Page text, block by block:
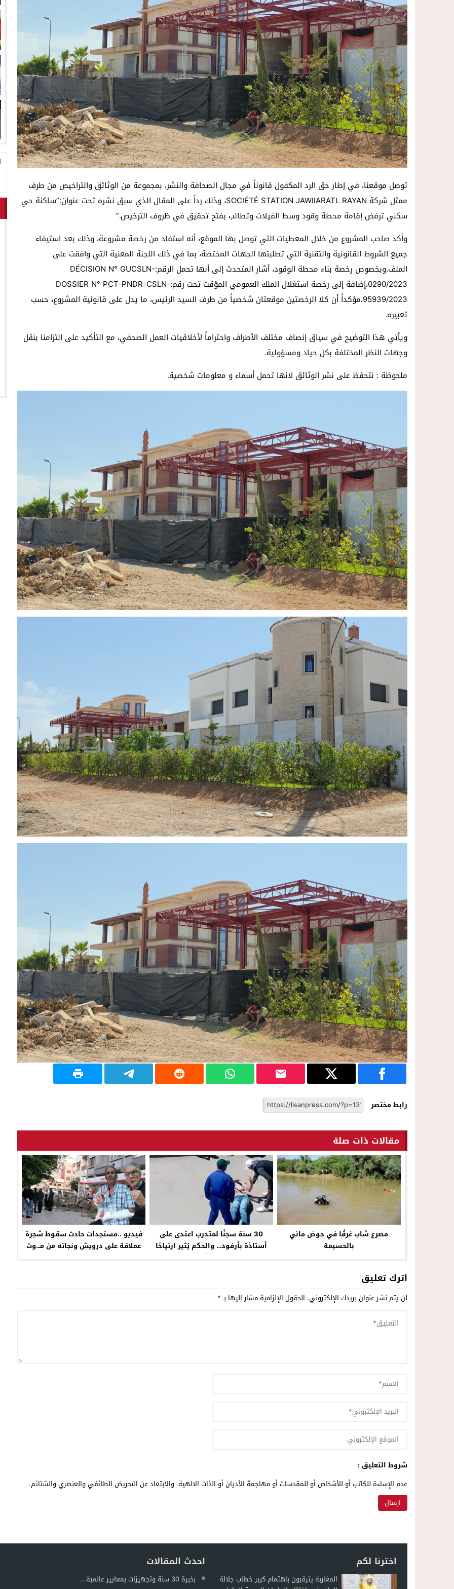
12:54 أكثر من 45 ألف متفرج يسدلون الستار على دورة استثنائية للمهرجان المتوسطي بالناظور
توصل موقعنا، في إطار حق الرد المكفول قانوناً في مجال الصحافة والنشر، بمجموعة من الوثائق والتراخيص من طرف
ممثل شركة SOCIÉTÉ STATION JAWIIARATL RAYAN، وذلك رداً على المقال الذي سبق نشره تحت عنوان:”ساكنة حي
سكني ترفض إقامة محطة وقود وسط الفيلات وتطالب بفتح تحقيق في ظروف الترخيص.”
وأكد صاحب المشروع من خلال المعطيات التي توصل بها الموقع، أنه استفاد من رخصة مشروعة، وذلك بعد استيفاء
جميع الشروط القانونية والتقنية التي تطلبتها الجهات المختصة، بما في ذلك اللجنة المعنية التي وافقت على
الملف.وبخصوص رخصة بناء محطة الوقود، أشار المتحدث إلى أنها تحمل الرقم:DÉCISION N° GUCSLN-
0290/2023،إضافة إلى رخصة استغلال الملك العمومي المؤقت تحت رقم:DOSSIER N° PCT-PNDR-CSLN-
95939/2023،مؤكداً أن كلا الرخصتين موقعتان شخصياً من طرف السيد الرئيس، ما يدل على قانونية المشروع، حسب
تعبيره.
ويأتي هذا التوضيح في سياق إنصاف مختلف الأطراف واحتراماً لأخلاقيات العمل الصحفي، مع التأكيد على التزامنا بنقل
وجهات النظر المختلفة بكل حياد ومسؤولية.
ملحوظة : نتحفظ على نشر الوثائق لانها تحمل أسماء و معلومات شخصية.
رابط مختصر
مقالات ذات صلة
مصرع شاب غرقًا في حوض مائي
بالحسيمة
30 سنة سجنًا لمتدرب اعتدى على
أستاذة بأرفود… والحكم يُثير ارتياحًا
واسعًا
فيديو ..مستجدات حادث سقوط شجرة
عملاقة على درويش ونجاته من مــ.وت
اترك تعليق
لن يتم نشر عنوان بريدك الإلكتروني. الحقول الإلزامية مشار إليها بـ*
شروط التعليق :
عدم الإساءة للكاتب أو للأشخاص أو للمقدسات أو مهاجمة الأديان أو الذات الالهية. والابتعاد عن التحريض الطائفي والعنصري والشتائم.
اخترنا لكم
المغاربة يترقبون باهتمام كبير خطاب جلالة
احدث المقالات
بخبرة 30 سنة وتجهيزات بمعايير عالمية...